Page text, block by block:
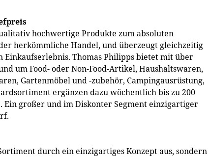
hochwertige Produkte zum absoluten
herkömmliche Handel, und überzeugt gleichzeitig
Thomas Philipps bietet mit über
um Food- oder Non-Food-Artikel, Haushaltswaren,
Gartenmöbel und -zubehör, Campingausrüstung,
ergänzen dazu wöchentlich bis zu 200
Ein großer und im Diskonter Segment einzigartiger
durch ein einzigartiges Konzept aus, sondern